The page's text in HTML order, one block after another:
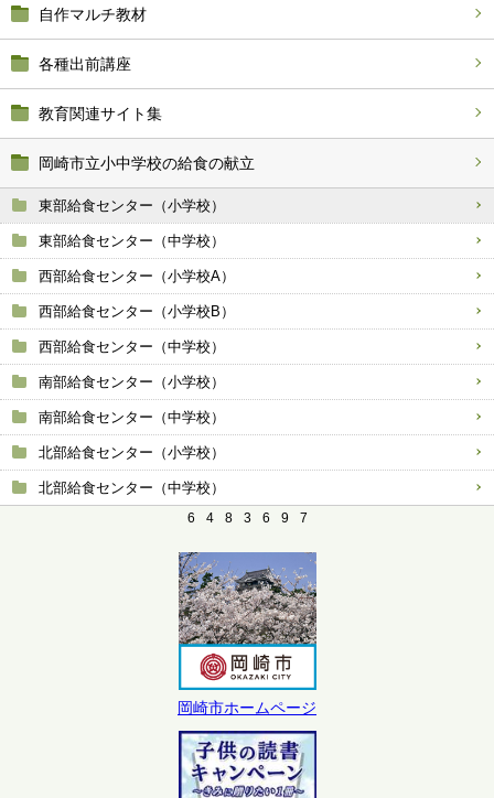
自作マルチ教材
各種出前講座
教育関連サイト集
岡崎市立小中学校の給食の献立
東部給食センター（小学校）
東部給食センター（中学校）
西部給食センター（小学校A）
西部給食センター（小学校B）
西部給食センター（中学校）
南部給食センター（小学校）
南部給食センター（中学校）
北部給食センター（小学校）
北部給食センター（中学校）
6 4 8 3 6 9 7
岡崎市ホームページ